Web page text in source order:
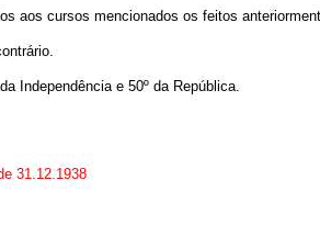
aos cursos mencionados os feitos
Independência e 50º da República.
31.12.1938